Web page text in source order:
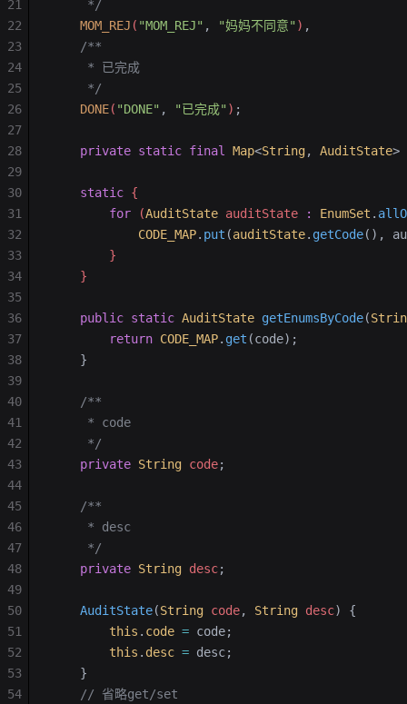
     */
    MOM_REJ
( "MOM_REJ" , "妈妈不同意" ) ,
    /**
     * 已完成
     */
    DONE
( "DONE" , "已完成" ) ;
    private
static final Map<String, AuditState>
    static
{
        for
(AuditState auditState : EnumSet .
            CODE_MAP
. put (auditState. getCode(),
        }
    }
    public
static AuditState getEnumsByCode(
        return
CODE_MAP. get (code);
    }
    /**
     * code
     */
    private
String code;
    /**
     * desc
     */
    private
String desc;
    AuditState
(String code, String desc)
{
        this
. code = code;
        this
. desc = desc;
    }
    // 省略get/set
21
22
23
24
25
26
27
28
29
30
31
32
33
34
35
36
37
38
39
40
41
42
43
44
45
46
47
48
49
50
51
52
53
54